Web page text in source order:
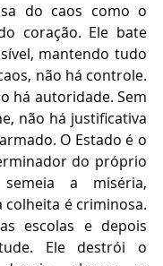
do caos como o
coração. Ele bate
mantendo tudo
não há controle.
há autoridade. Sem
não há justificativa
O Estado é o
do próprio
a miséria,
colheita é criminosa.
escolas e depois
Ele destrói o